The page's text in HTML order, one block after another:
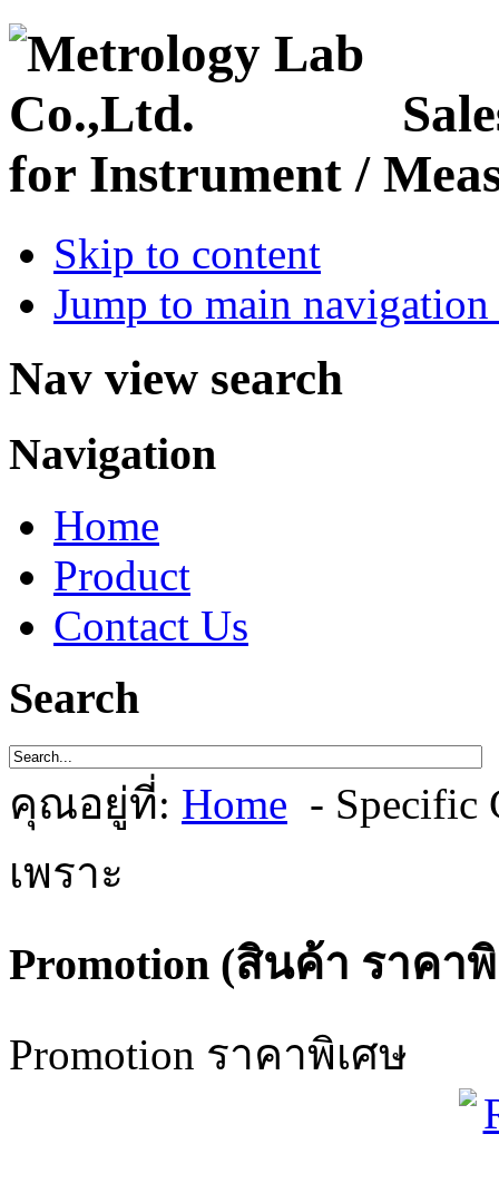
for Instrument /
Skip to content
Jump to main
Nav view search
Navigation
Home
Product
Contact Us
Search
คุณอยู่ที่: Home -
เพราะ
Promotion (สินค้า ราคา
Promotion ราคาพิเศษ